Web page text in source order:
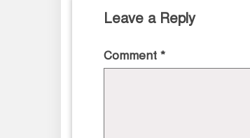
Leave a Reply
Comment *